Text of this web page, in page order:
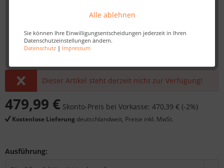
Alle ablehnen
Sie können Ihre Einwilligungsentscheidungen jederzeit in Ihren
Datenschutzeinstellungen ändern.
Datenschutz| Impressum
Dieser Artikel steht derzeit nicht zur Verfügung!
479,99 € Skonto-Preis bei Vorkasse: 470,39 € (-2%)
Kostenlose Lieferung deutschlandweit, Preise inkl. MwSt.
Ausführung: